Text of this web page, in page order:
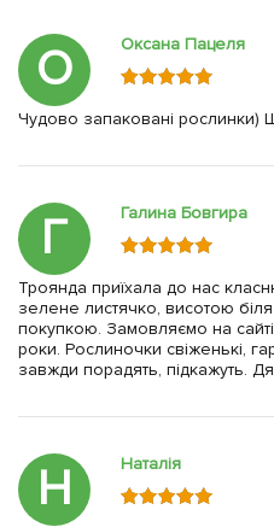
О Оксана Пацеля
Чудово запаковані рослинки)
Г Галина Бовгира
Троянда приїхала до нас
зелене листячко, висотою
покупкою. Замовляємо на
роки. Рослиночки свіженькі,
завжди порадять, підкажуть.
Н Наталія